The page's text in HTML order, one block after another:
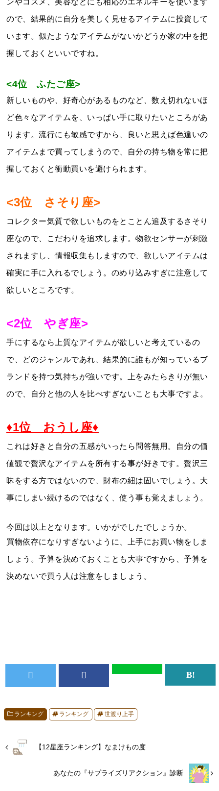
ので、結果的に自分を美しく見せるアイテムに投資して
います。似たようなアイテムがないかどうか家の中を把
握しておくといいですね。
<4位 ふたご座>
新しいものや、好奇心があるものなど、数え切れないほ
ど色々なアイテムを、いっぱい手に取りたいところがあ
ります。流行にも敏感ですから、良いと思えば色違いの
アイテムまで買ってしまうので、自分の持ち物を常に把
握しておくと衝動買いを避けられます。
<3位 さそり座>
コレクター気質で欲しいものをとことん追及するさそり
座なので、こだわりを追求します。物欲センサーが刺激
されますし、情報収集もしますので、欲しいアイテムは
確実に手に入れるでしょう。のめり込みすぎに注意して
欲しいところです。
<2位 やぎ座>
手にするなら上質なアイテムが欲しいと考えているの
で、どのジャンルであれ、結果的に誰もが知っているブ
ランドを持つ気持ちが強いです。上をみたらきりが無い
ので、自分と他の人を比べすぎないことも大事ですよ。
♦1位 おうし座♦
これは好きと自分の五感がいったら問答無用。自分の価
値観で贅沢なアイテムを所有する事が好きです。贅沢三
昧をする方ではないので、財布の紐は固いでしょう。大
事にしまい続けるのではなく、使う事も覚えましょう。
今回は以上となります。いかがでしたでしょうか。
買物依存になりすぎないように、上手にお買い物をしま
しょう。予算を決めておくことも大事ですから、予算を
決めないで買う人は注意をしましょう。
ランキング ランキング 世渡り上手
【12星座ランキング】なまけもの度
あなたの『サプライズリアクション』診断